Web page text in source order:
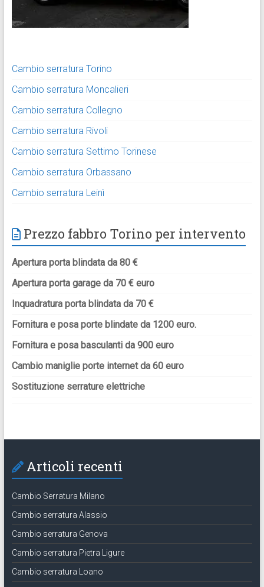
Cambio serratura Torino
Cambio serratura Moncalieri
Cambio serratura Collegno
Cambio serratura Rivoli
Cambio serratura Settimo Torinese
Cambio serratura Orbassano
Cambio serratura Leinì
Prezzo fabbro Torino per intervento
Apertura porta blindata da 80 €
Apertura porta garage da 70 € euro
Inquadratura porta blindata da 70 €
Fornitura e posa porte blindate da 1200 euro.
Fornitura e posa basculanti da 900 euro
Cambio maniglie porte internet da 60 euro
Sostituzione serrature elettriche
Articoli recenti
Cambio Serratura Milano
Cambio serratura Alassio
Cambio serratura Genova
Cambio serratura Pietra Ligure
Cambio serratura Loano